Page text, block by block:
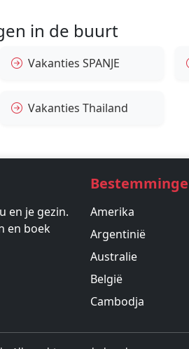
in de buurt
Vakanties SPANJE
Vakanties Thailand
en je gezin.
en boek
Amerika
Argentinië
Australie
België
Cambodja